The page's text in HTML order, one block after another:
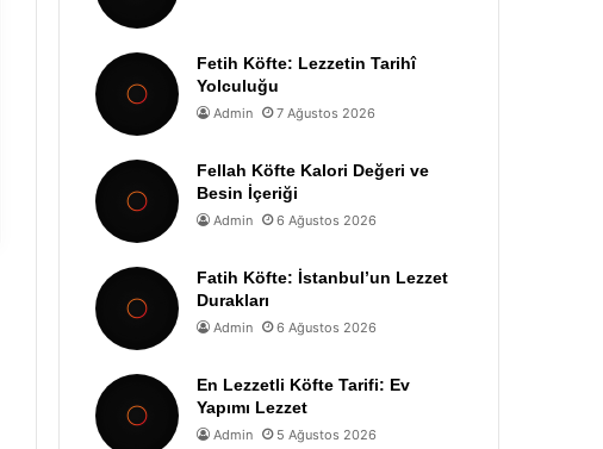
Fetih Köfte: Lezzetin Tarihî
Yolculuğu
Admin 7 Ağustos 2026
Fellah Köfte Kalori Değeri ve
Besin İçeriği
Admin 6 Ağustos 2026
Fatih Köfte: İstanbul’un Lezzet
Durakları
Admin 6 Ağustos 2026
En Lezzetli Köfte Tarifi: Ev
Yapımı Lezzet
Admin 5 Ağustos 2026